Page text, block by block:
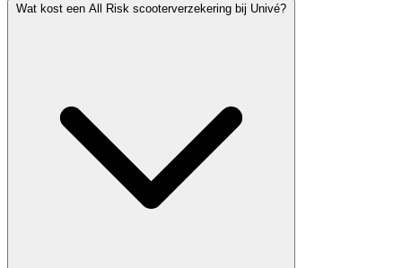
Wat kost een All Risk scooterverzekering bij Univé?